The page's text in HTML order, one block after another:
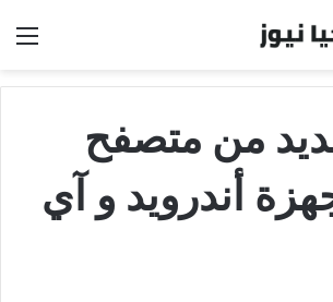
من متصفح
أندرويد و آي